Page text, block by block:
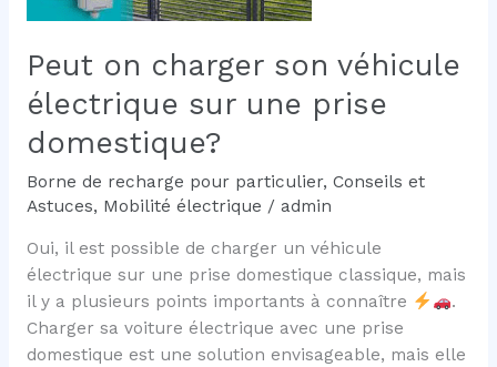
évolutions
2025
Peut on charger son véhicule
électrique sur une prise
domestique?
Borne de recharge pour particulier, Conseils et
Astuces, Mobilité électrique / admin
Oui, il est possible de charger un véhicule
électrique sur une prise domestique classique, mais
il y a plusieurs points importants à connaître
.
Charger sa voiture électrique avec une prise
domestique est une solution envisageable, mais elle